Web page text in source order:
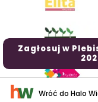
Zagłosuj w
Wróć do Halo